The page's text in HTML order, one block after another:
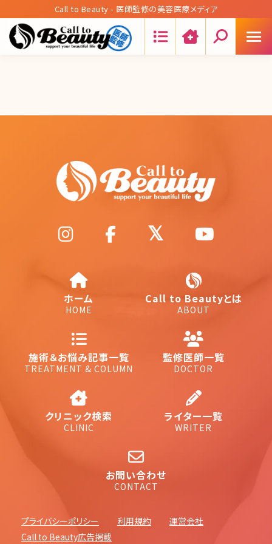
Call to Beauty - 医師監修の美容医療メディア
ホーム
HOME
Call to Beautyとは
ABOUT
施術＆お悩み記事一覧
TREATMENT & COLUMN
監修医師一覧
DOCTOR
クリニック検索
CLINIC
ライター一覧
WRITER
お問い合わせ
CONTACT
プライバシーポリシー 利用規約
運営会社
Call to Beauty広告掲載